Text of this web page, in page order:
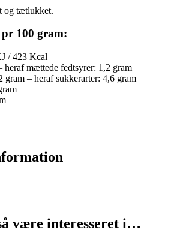
og tætlukket.
100 gram:
/ 423 Kcal
heraf mættede fedtsyrer: 1,2 gram
gram – heraf sukkerarter: 4,6 gram
være interesseret i…